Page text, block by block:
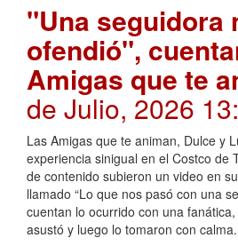
"Una seguidora
ofendió",
Amigas que te
de Julio, 2026
Las Amigas que te animan, Dulce y
experiencia sinigual en el Costco de
de contenido subieron un video en
llamado “Lo que nos pasó con una
cuentan lo ocurrido con una
asustó y luego lo tomaron con